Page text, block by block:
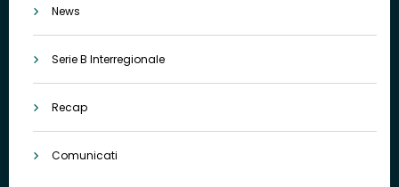
News
Serie B Interregionale
Recap
Comunicati